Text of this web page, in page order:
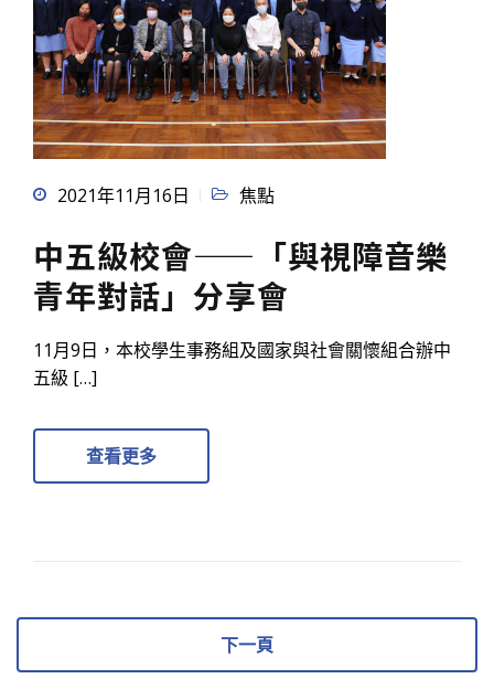
2021年11月16日 焦點
中五級校會——「與視障音樂
青年對話」分享會
11月9日，本校學生事務組及國家與社會關懷組合辦中
五級 […]
查看更多
下一頁